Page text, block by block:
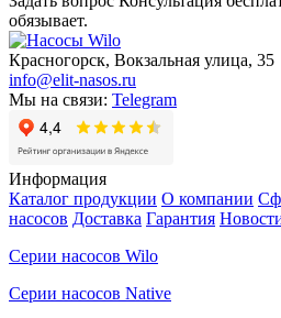
обязывает.
Красногорск, Вокзальная улица, 35
info@elit-nasos.ru
Мы на связи: Telegram
Информация
Каталог продукции О компании
насосов Доставка Гарантия
Серии насосов Wilo
Серии насосов Native